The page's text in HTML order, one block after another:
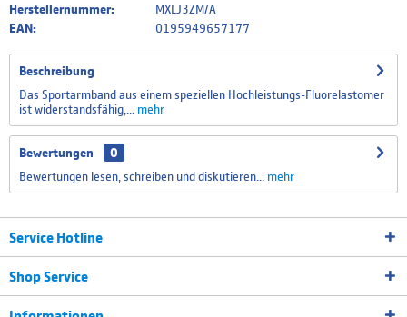
Herstellernummer:
MXLJ3ZM/A
EAN:
0195949657177
Beschreibung
Das Sportarmband aus einem speziellen Hochleistungs-Fluorelastomer
ist widerstandsfähig,...
mehr
Bewertungen
0
Bewertungen lesen, schreiben und diskutieren...
mehr
Service Hotline
Shop Service